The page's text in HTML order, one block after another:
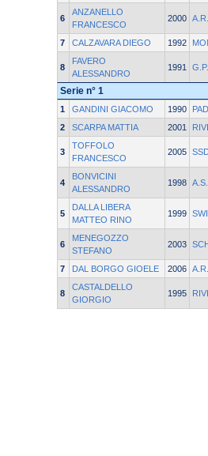
6
ANZANELLO
FRANCESCO
2000
7 CALZAVARA DIEGO 1992
8
FAVERO
ALESSANDRO
1991
Serie n° 1
1 GANDINI GIACOMO 1990
2
SCARPA MATTIA 2001
3
TOFFOLO
FRANCESCO
2005
4
BONVICINI
ALESSANDRO
1998
5
DALLA LIBERA
MATTEO RINO
1999
6
MENEGOZZO
STEFANO
2003
7 DAL BORGO GIOELE 2006
8
CASTALDELLO
GIORGIO
1995